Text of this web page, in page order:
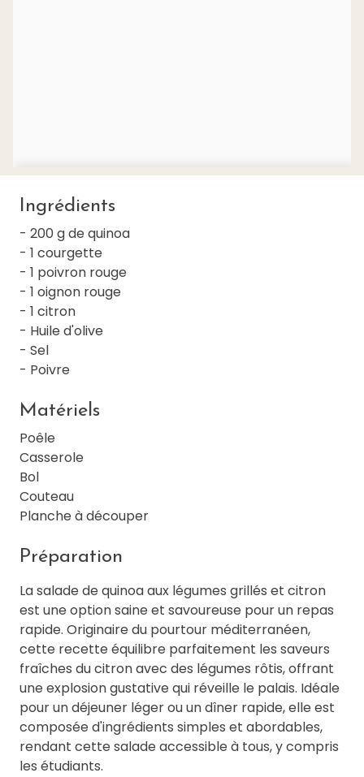
Ingrédients
- 200 g de quinoa
- 1 courgette
- 1 poivron rouge
- 1 oignon rouge
- 1 citron
- Huile d'olive
- Sel
- Poivre
Matériels
Poêle
Casserole
Bol
Couteau
Planche à découper
Préparation
La salade de quinoa aux légumes grillés et citron
est une option saine et savoureuse pour un repas
rapide. Originaire du pourtour méditerranéen,
cette recette équilibre parfaitement les saveurs
fraîches du citron avec des légumes rôtis, offrant
une explosion gustative qui réveille le palais. Idéale
pour un déjeuner léger ou un dîner rapide, elle est
composée d'ingrédients simples et abordables,
rendant cette salade accessible à tous, y compris
les étudiants.